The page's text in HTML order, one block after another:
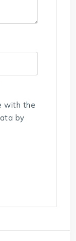
with the
by